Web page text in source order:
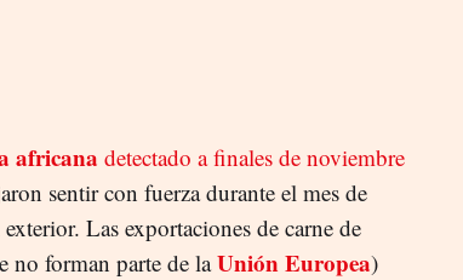
africana detectado a finales de noviembre
sentir con fuerza durante el mes de
Las exportaciones de carne de
no forman parte de laUnión Europea)